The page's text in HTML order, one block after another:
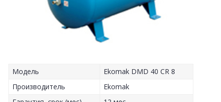
Модель
Ekomak DMD 40 CR 8
Производитель
Ekomak